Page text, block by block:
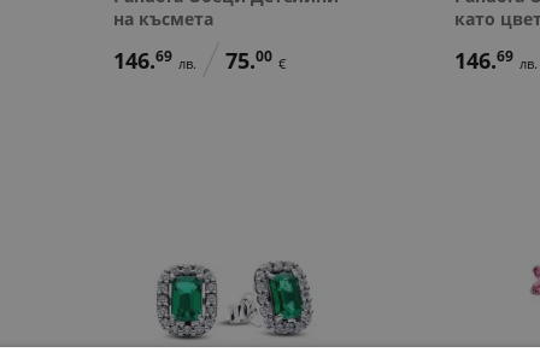
на късмета
146.69 лв. 75.00 €
като
146.69 лв.